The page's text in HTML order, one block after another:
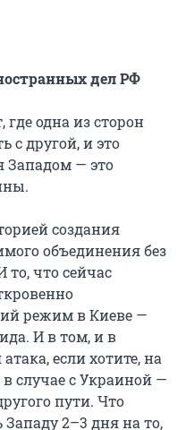
дел РФ
одна из сторон
с другой, и это
Западом — это
создания
объединения без
то, что сейчас
режим в Киеве —
И в том, и в
если хотите, на
случае с Украиной —
пути. Что
2–3 дня на то,